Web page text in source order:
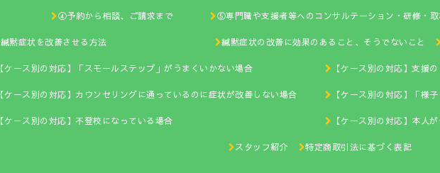
④予約から相談、ご請求まで ⑤専門職や支援者等へのコンサルテーション・研修・
緘黙症状を改善させる方法 緘黙症状の改善に効果のあること、そうでないこと
【ケース別の対応】「スモールステップ」がうまくいかない場合 【ケース別の対応】支援
【ケース別の対応】カウンセリングに通っているのに症状が改善しない場合 【ケース別の対応】
【ケース別の対応】不登校になっている場合 【ケース別の対応
スタッフ紹介 特定商取引法に基づく表記